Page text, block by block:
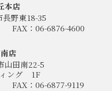
本店
野東18-35
FAX：06-6876-4600
店
山田南22-5
ング
1F
FAX：06-6877-9119